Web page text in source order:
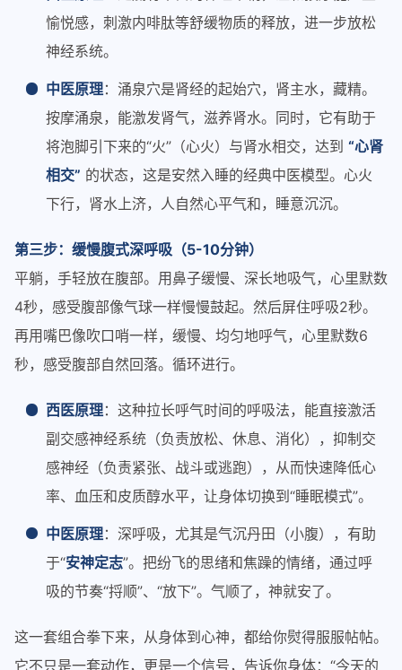
愉悦感，刺激内啡肽等舒缓物质的释放，进一步放松
神经系统。
中医原理：涌泉穴是肾经的起始穴，肾主水，藏精。
按摩涌泉，能激发肾气，滋养肾水。同时，它有助于
将泡脚引下来的“火”（心火）与肾水相交，达到“心肾
相交” 的状态，这是安然入睡的经典中医模型。心火
下行，肾水上济，人自然心平气和，睡意沉沉。
第三步：缓慢腹式深呼吸（5-10分钟）
平躺，手轻放在腹部。用鼻子缓慢、深长地吸气，心里默数
4秒，感受腹部像气球一样慢慢鼓起。然后屏住呼吸2秒。
再用嘴巴像吹口哨一样，缓慢、均匀地呼气，心里默数6
秒，感受腹部自然回落。循环进行。
西医原理：这种拉长呼气时间的呼吸法，能直接激活
副交感神经系统（负责放松、休息、消化），抑制交
感神经（负责紧张、战斗或逃跑），从而快速降低心
率、血压和皮质醇水平，让身体切换到“睡眠模式”。
中医原理：深呼吸，尤其是气沉丹田（小腹），有助
于“安神定志”。把纷飞的思绪和焦躁的情绪，通过呼
吸的节奏“捋顺”、“放下”。气顺了，神就安了。
这一套组合拳下来，从身体到心神，都给你熨得服服帖帖。
它不只是一套动作，更是一个信号，告诉你身体：“今天的